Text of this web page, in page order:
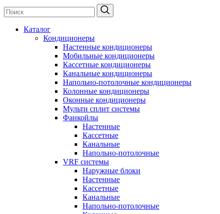
Каталог
Кондиционеры
Настенные кондиционеры
Мобильные кондиционеры
Кассетные кондиционеры
Канальные кондиционеры
Напольно-потолочные кондиционеры
Колонные кондиционеры
Оконные кондиционеры
Мульти сплит системы
Фанкойлы
Настенные
Кассетные
Канальные
Напольно-потолочные
VRF системы
Наружные блоки
Настенные
Кассетные
Канальные
Напольно-потолочные